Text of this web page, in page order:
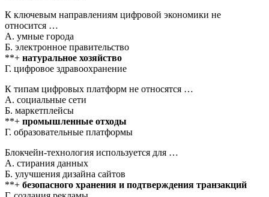
К ключевым направлениям цифровой экономики не
относится …
А. умные города
Б. электронное правительство
**+ натуральное хозяйство
Г. цифровое здравоохранение
К типам цифровых платформ не относятся …
А. социальные сети
Б. маркетплейсы
**+ промышленные отходы
Г. образовательные платформы
Блокчейн-технология используется для …
А. стирания данных
Б. улучшения дизайна сайтов
**+ безопасного хранения и подтверждения транзакций